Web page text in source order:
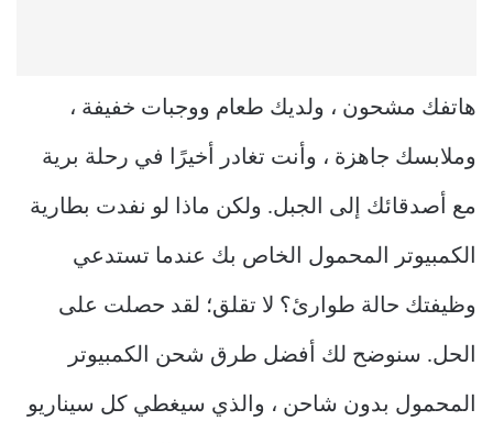
هاتفك مشحون ، ولديك طعام ووجبات خفيفة ،
وملابسك جاهزة ، وأنت تغادر أخيرًا في رحلة برية
مع أصدقائك إلى الجبل. ولكن ماذا لو نفدت بطارية
الكمبيوتر المحمول الخاص بك عندما تستدعي
وظيفتك حالة طوارئ؟ لا تقلق؛ لقد حصلت على
الحل. سنوضح لك أفضل طرق شحن الكمبيوتر
المحمول بدون شاحن ، والذي سيغطي كل سيناريو